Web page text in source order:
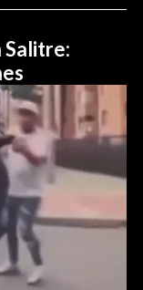
Salitre: